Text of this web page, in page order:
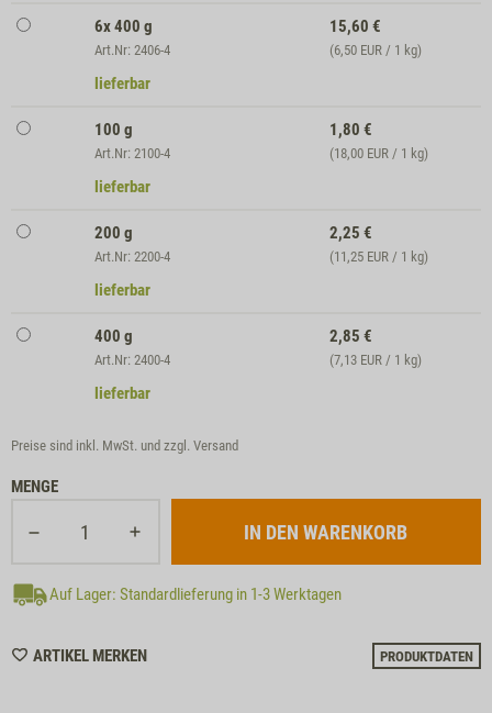
6x 400 g
Art.Nr: 2406-4
15,60 €
(6,50 EUR / 1 kg)
lieferbar
100 g
Art.Nr: 2100-4
1,80 €
(18,00 EUR / 1 kg)
lieferbar
200 g
Art.Nr: 2200-4
2,25 €
(11,25 EUR / 1 kg)
lieferbar
400 g
Art.Nr: 2400-4
2,85 €
(7,13 EUR / 1 kg)
lieferbar
Preise sind inkl. MwSt. und zzgl. Versand
MENGE
Auf Lager: Standardlieferung in 1-3 Werktagen
ARTIKEL MERKENWISHLIST
PRODUKTDATEN